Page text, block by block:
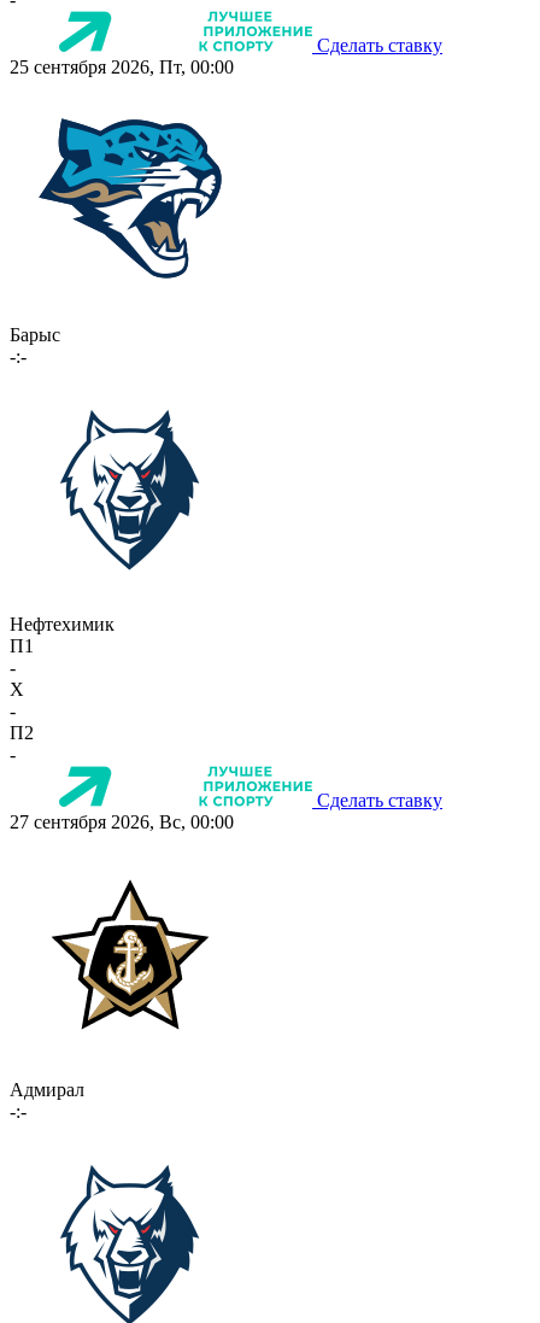
Сделать ставку
25 сентября 2026, Пт, 00:00
Барыс
-:-
Нефтехимик
П1
-
X
-
П2
-
Сделать ставку
27 сентября 2026, Вс, 00:00
Адмирал
-:-